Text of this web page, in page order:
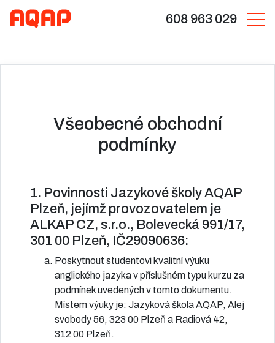
608 963 029
Všeobecné obchodní
podmínky
1. Povinnosti Jazykové školy AQAP
Plzeň, jejímž provozovatelem je
ALKAP CZ, s.r.o., Bolevecká 991/17,
301 00 Plzeň, IČ29090636:
Poskytnout studentovi kvalitní výuku
anglického jazyka v příslušném typu kurzu za
podmínek uvedených v tomto dokumentu.
Místem výuky je: Jazyková škola AQAP, Alej
svobody 56, 323 00 Plzeň a Radiová 42,
312 00 Plzeň.